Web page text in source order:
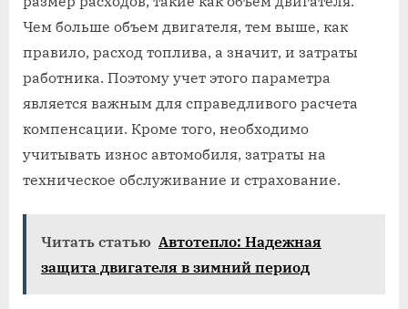
Чем больше объем двигателя, тем выше, как
правило, расход топлива, а значит, и затраты
работника. Поэтому учет этого параметра
является важным для справедливого расчета
компенсации. Кроме того, необходимо
учитывать износ автомобиля, затраты на
техническое обслуживание и страхование.
Читать статью Автотепло: Надежная
защита двигателя в зимний период